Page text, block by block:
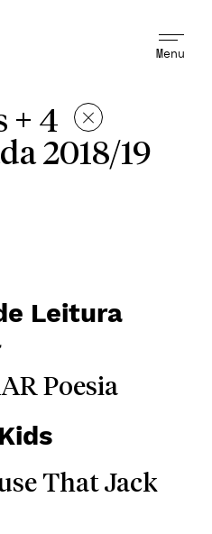
Menu
+ 4
2018/19
Leitura
Poesia
That Jack